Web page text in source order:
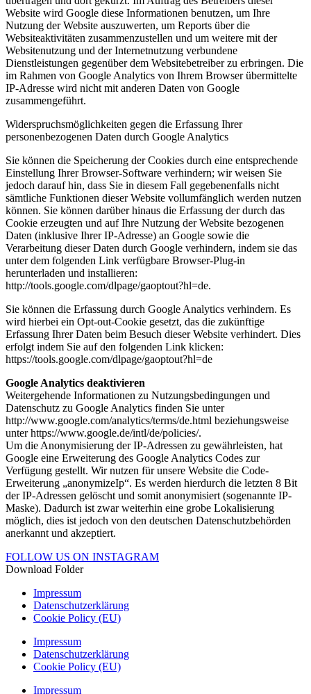
Website wird Google diese Informationen benutzen, um Ihre
Nutzung der Website auszuwerten, um Reports über die
Websiteaktivitäten zusammenzustellen und um weitere mit der
Websitenutzung und der Internetnutzung verbundene
Dienstleistungen gegenüber dem Websitebetreiber zu erbringen. Die
im Rahmen von Google Analytics von Ihrem Browser übermittelte
IP-Adresse wird nicht mit anderen Daten von Google
zusammengeführt.
Widerspruchsmöglichkeiten gegen die Erfassung Ihrer
personenbezogenen Daten durch Google Analytics
Sie können die Speicherung der Cookies durch eine entsprechende
Einstellung Ihrer Browser-Software verhindern; wir weisen Sie
jedoch darauf hin, dass Sie in diesem Fall gegebenenfalls nicht
sämtliche Funktionen dieser Website vollumfänglich werden nutzen
können. Sie können darüber hinaus die Erfassung der durch das
Cookie erzeugten und auf Ihre Nutzung der Website bezogenen
Daten (inklusive Ihrer IP-Adresse) an Google sowie die
Verarbeitung dieser Daten durch Google verhindern, indem sie das
unter dem folgenden Link verfügbare Browser-Plug-in
herunterladen und installieren:
http://tools.google.com/dlpage/gaoptout?hl=de.
Sie können die Erfassung durch Google Analytics verhindern. Es
wird hierbei ein Opt-out-Cookie gesetzt, das die zukünftige
Erfassung Ihrer Daten beim Besuch dieser Website verhindert. Dies
erfolgt indem Sie auf den folgenden Link klicken:
https://tools.google.com/dlpage/gaoptout?hl=de
Google Analytics deaktivieren
Weitergehende Informationen zu Nutzungsbedingungen und
Datenschutz zu Google Analytics finden Sie unter
http://www.google.com/analytics/terms/de.html beziehungsweise
unter https://www.google.de/intl/de/policies/.
Um die Anonymisierung der IP-Adressen zu gewährleisten, hat
Google eine Erweiterung des Google Analytics Codes zur
Verfügung gestellt. Wir nutzen für unsere Website die Code-
Erweiterung „anonymizeIp“. Es werden hierdurch die letzten 8 Bit
der IP-Adressen gelöscht und somit anonymisiert (sogenannte IP-
Maske). Dadurch ist zwar weiterhin eine grobe Lokalisierung
möglich, dies ist jedoch von den deutschen Datenschutzbehörden
anerkannt und akzeptiert.
FOLLOW US ON INSTAGRAM
Download Folder
Impressum
Datenschutzerklärung
Cookie Policy (EU)
Impressum
Datenschutzerklärung
Cookie Policy (EU)
Impressum